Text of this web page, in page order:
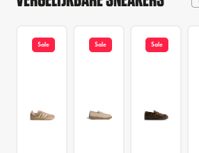
Sale Sale Sale